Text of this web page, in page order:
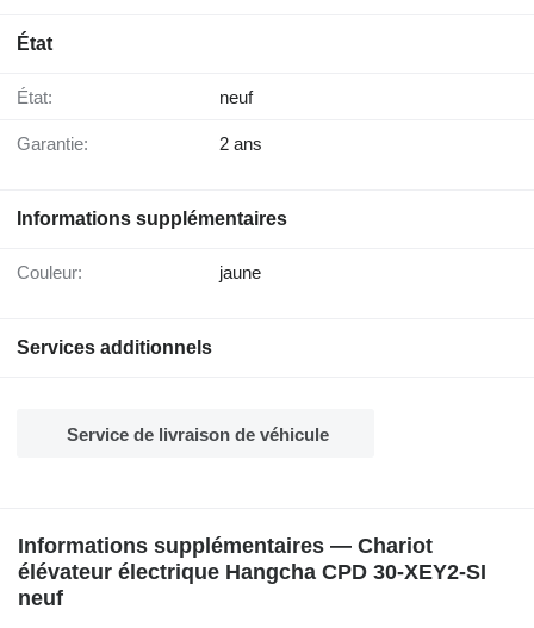
État
État: neuf
Garantie: 2 ans
Informations supplémentaires
Couleur: jaune
Services additionnels
Service de livraison de véhicule
Informations supplémentaires — Chariot
élévateur électrique Hangcha CPD 30-XEY2-SI
neuf